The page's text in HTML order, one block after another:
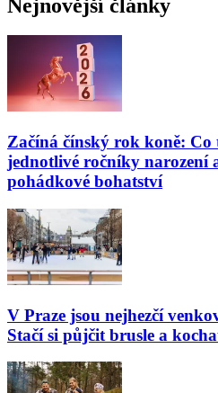
Nejnovější články
Začíná čínský rok koně: Co
jednotlivé ročníky narození
pohádkové bohatství
V Praze jsou nejhezčí
Stačí si půjčit brusle a